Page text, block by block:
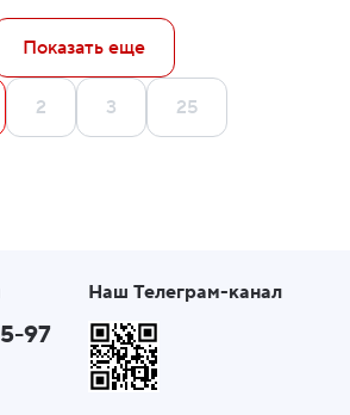
Показать еще
2 3 25
97
Наш Телеграм-канал